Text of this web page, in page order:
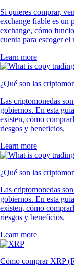
Si quieres comprar,
exchange fiable es un
exchange, cómo
cuenta para escoger
Learn more
¿Qué son las
Las criptomonedas
gobiernos. En esta
existen, cómo
riesgos y beneficios.
Learn more
¿Qué son las
Las criptomonedas
gobiernos. En esta
existen, cómo
riesgos y beneficios.
Learn more
Cómo comprar XRP